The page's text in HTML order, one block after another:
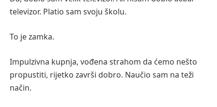
televizor. Platio sam svoju školu.
To je zamka.
Impulzivna kupnja, vođena strahom da ćemo nešto
propustiti, rijetko završi dobro. Naučio sam na teži
način.